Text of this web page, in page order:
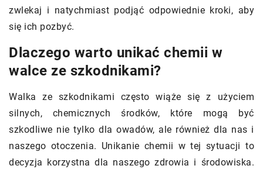
zwlekaj i natychmiast podjąć odpowiednie kroki, aby
się ich pozbyć.
Dlaczego warto unikać chemii w
walce ze szkodnikami?
Walka ze szkodnikami często wiąże się z użyciem
silnych, chemicznych środków, które mogą być
szkodliwe nie tylko dla owadów, ale również dla nas i
naszego otoczenia. Unikanie chemii w tej sytuacji to
decyzja korzystna dla naszego zdrowia i środowiska.